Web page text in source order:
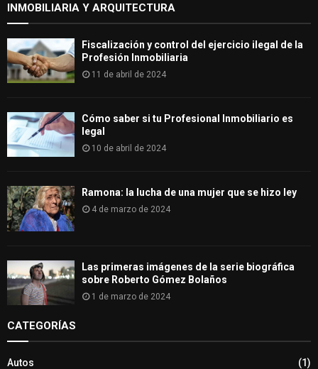
INMOBILIARIA Y ARQUITECTURA
Fiscalización y control del ejercicio ilegal de la
Profesión Inmobiliaria
11 de abril de 2024
Cómo saber si tu Profesional Inmobiliario es
legal
10 de abril de 2024
Ramona: la lucha de una mujer que se hizo ley
4 de marzo de 2024
Las primeras imágenes de la serie biográfica
sobre Roberto Gómez Bolaños
1 de marzo de 2024
CATEGORÍAS
Autos
(1)